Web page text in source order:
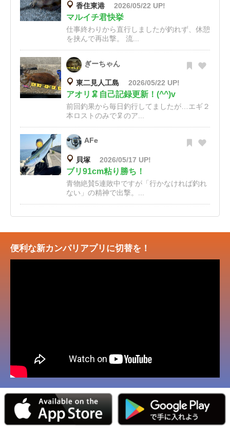
香住東港 2026/05/22 UP!
マルイチ君快挙
仕事終わりから直行しましたが釣れず、休憩
を挟んで再出撃。 流...
ぎーちゃん
東二見人工島 2026/05/22 UP!
アオリ🦑自己記録更新！(^^)v
前回釣果から毎日釣行してましたが…エギ２
本ロストのみで🦑のア...
AFe
貝塚 2026/05/17 UP!
ブリ91cm粘り勝ち！
青物絶賛5連敗中ですが「行かなければ釣れ
ない」の精神で出撃。...
便利な新カンパリアプリに切替を！